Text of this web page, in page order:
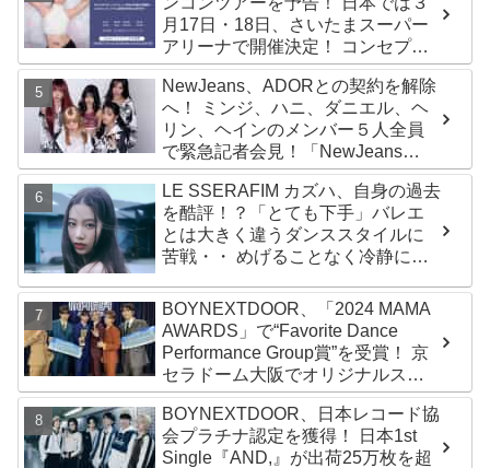
ト
月17日・18日、さいたまスーパー
アリーナで開催決定！ コンセプト
は“愛のカケラ”！？ 14日には新ア
ルバム『AMORTAGE』もリリース
NewJeans、ADORとの契約を解除
へ！ ミンジ、ハニ、ダニエル、ヘ
リン、ヘインのメンバー５人全員
で緊急記者会見！「NewJeans
never dies!」と微笑みの宣言！
ADOR側、2029年まで契約有効と
主張
LE SSERAFIM カズハ、自身の過去
を酷評！？「とても下手」バレエ
とは大きく違うダンススタイルに
苦戦・・ めげることなく冷静に努
BOYNEXTDOOR、「2024 MAMA
AWARDS」で“Favorite Dance
Performance Group賞”を受賞！ 京
セラドーム大阪でオリジナルステ
ージパフォーマンス披露！ 卒業パ
ーティーをコンセプトにスーツで
魅了【動画あり】
BOYNEXTDOOR、日本レコード協
会プラチナ認定を獲得！ 日本1st
Single『AND,』が出荷25万枚を超